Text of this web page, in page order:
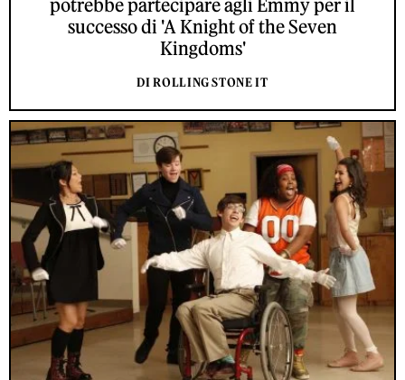
potrebbe partecipare agli Emmy per il
successo di 'A Knight of the Seven
Kingdoms'
DI ROLLING STONE IT